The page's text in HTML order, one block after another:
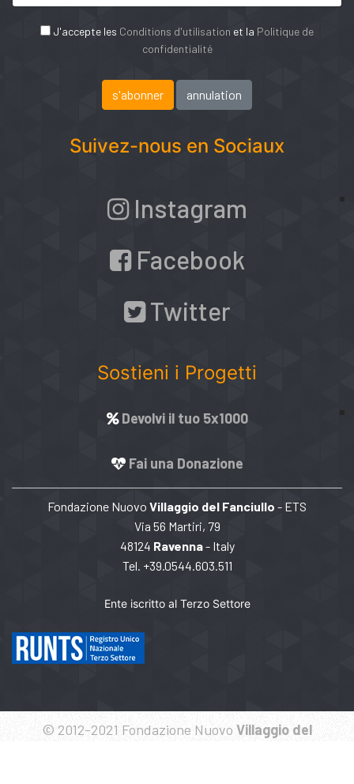
J'accepte les Conditions d'utilisation et la Politique de
confidentialité
Suivez-nous en Sociaux
Instagram
Facebook
Twitter
Sostieni i Progetti
Devolvi il tuo 5x1000
Fai una Donazione
Fondazione Nuovo Villaggio del Fanciullo - ETS
Via 56 Martiri, 79
48124 Ravenna- Italy
Tel. +39.0544.603.511
Ente iscritto al Terzo Settore
© 2012-2021 Fondazione Nuovo Villaggio del